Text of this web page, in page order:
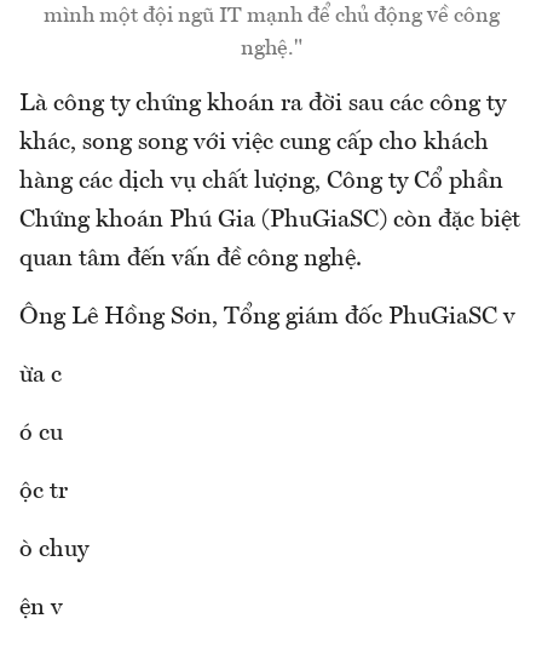
mình một đội ngũ IT mạnh để chủ động về công
nghệ."
Là công ty chứng khoán ra đời sau các công ty
khác, song song với việc cung cấp cho khách
hàng các dịch vụ chất lượng, Công ty Cổ phần
Chứng khoán Phú Gia (PhuGiaSC) còn đặc biệt
quan tâm đến vấn đề công nghệ.
Ông Lê Hồng Sơn, Tổng giám đốc PhuGiaSC v
ừa c
ó cu
ộc tr
ò chuy
ện v